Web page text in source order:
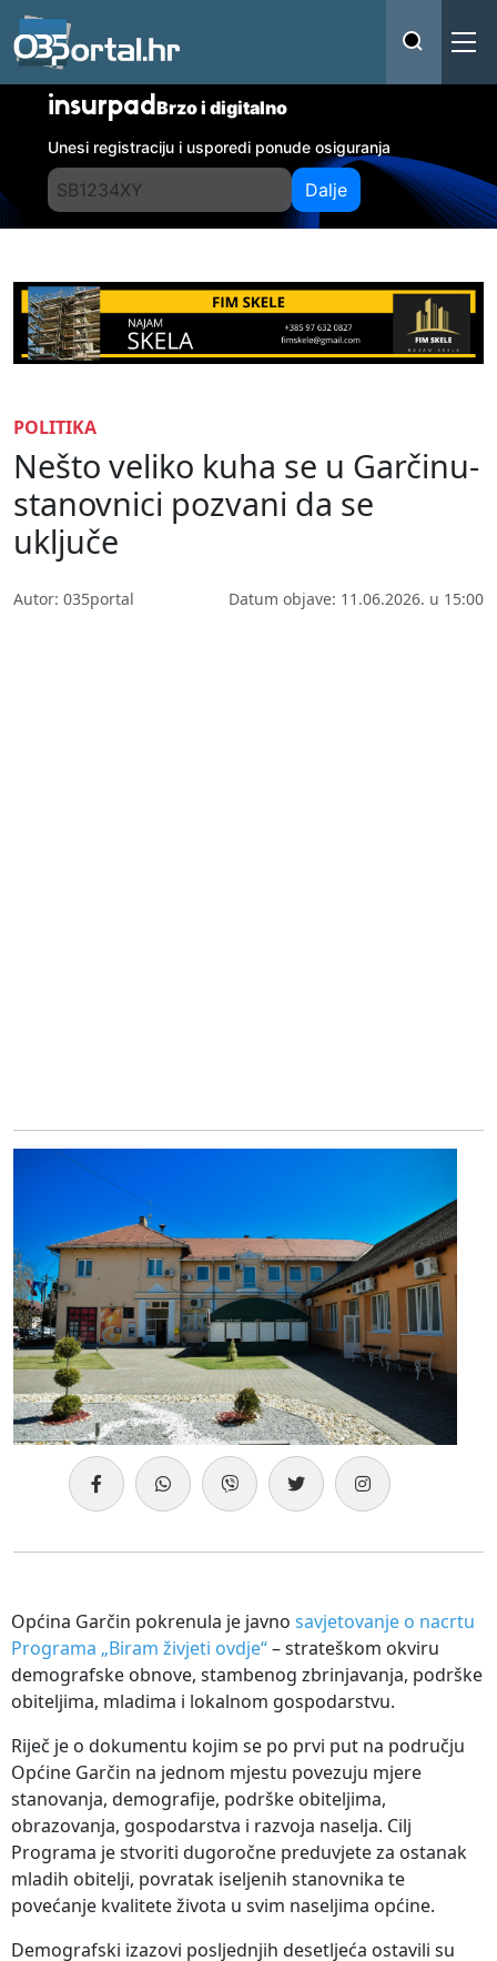
insurpadBrzo i digitalno
Unesi registraciju i usporedi ponude osiguranja
Dalje
POLITIKA
Nešto veliko kuha se u Garčinu-
stanovnici pozvani da se
uključe
Autor: 035portal Datum objave: 11.06.2026. u 15:00
Općina Garčin pokrenula je javno savjetovanje o nacrtu
Programa „Biram živjeti ovdje“– strateškom okviru
demografske obnove, stambenog zbrinjavanja, podrške
obiteljima, mladima i lokalnom gospodarstvu.
Riječ je o dokumentu kojim se po prvi put na području
Općine Garčin na jednom mjestu povezuju mjere
stanovanja, demografije, podrške obiteljima,
obrazovanja, gospodarstva i razvoja naselja. Cilj
Programa je stvoriti dugoročne preduvjete za ostanak
mladih obitelji, povratak iseljenih stanovnika te
povećanje kvalitete života u svim naseljima općine.
Demografski izazovi posljednjih desetljeća ostavili su